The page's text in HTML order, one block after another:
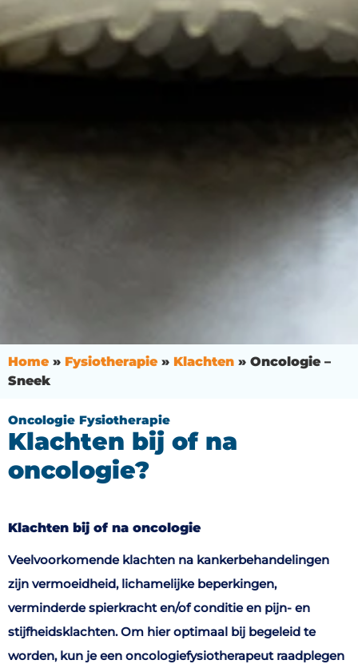
Home » Fysiotherapie » Klachten » Oncologie –
Sneek
Oncologie Fysiotherapie
Klachten bij of na
oncologie?
Klachten bij of na oncologie
Veelvoorkomende klachten na kankerbehandelingen
zijn vermoeidheid, lichamelijke beperkingen,
verminderde spierkracht en/of conditie en pijn- en
stijfheidsklachten. Om hier optimaal bij begeleid te
worden, kun je een oncologiefysiotherapeut raadplegen